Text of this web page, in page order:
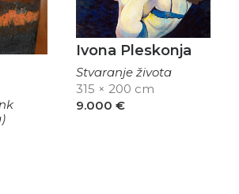
Ivona Pleskonja
Stvaranje života
315 × 200 cm
9.000 €